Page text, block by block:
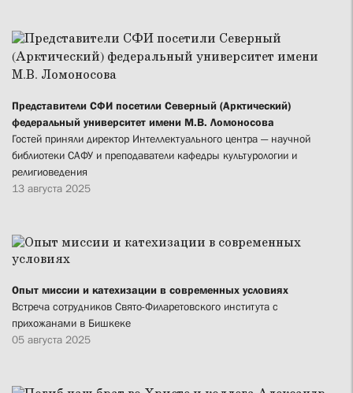
Представители СФИ посетили Северный (Арктический)
федеральный университет имени М.В. Ломоносова
Гостей приняли директор Интеллектуального центра — научной
библиотеки САФУ и преподаватели кафедры культурологии и
религиоведения
13 августа 2025
Опыт миссии и катехизации в современных условиях
Встреча сотрудников Свято-Филаретовского института с
прихожанами в Бишкеке
05 августа 2025